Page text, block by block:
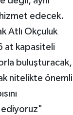
edecek.
Atlı Okçuluk
at kapasiteli
buluşturacak,
nitelikte önemli
ediyoruz"